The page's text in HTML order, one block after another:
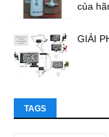
của
GIẢI
TAGS